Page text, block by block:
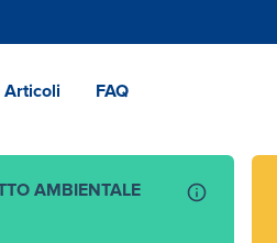
Articoli FAQ
AMBIENTALE